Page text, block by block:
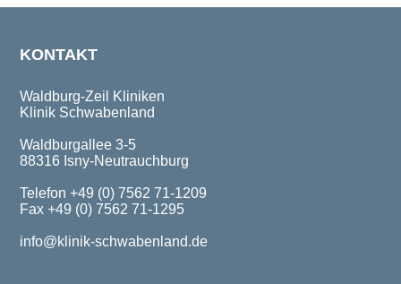
KONTAKT
Waldburg-Zeil Kliniken
Klinik Schwabenland
Waldburgallee 3-5
88316 Isny-Neutrauchburg
Telefon +49 (0) 7562 71-1209
Fax +49 (0) 7562 71-1295
info@klinik-schwabenland.de